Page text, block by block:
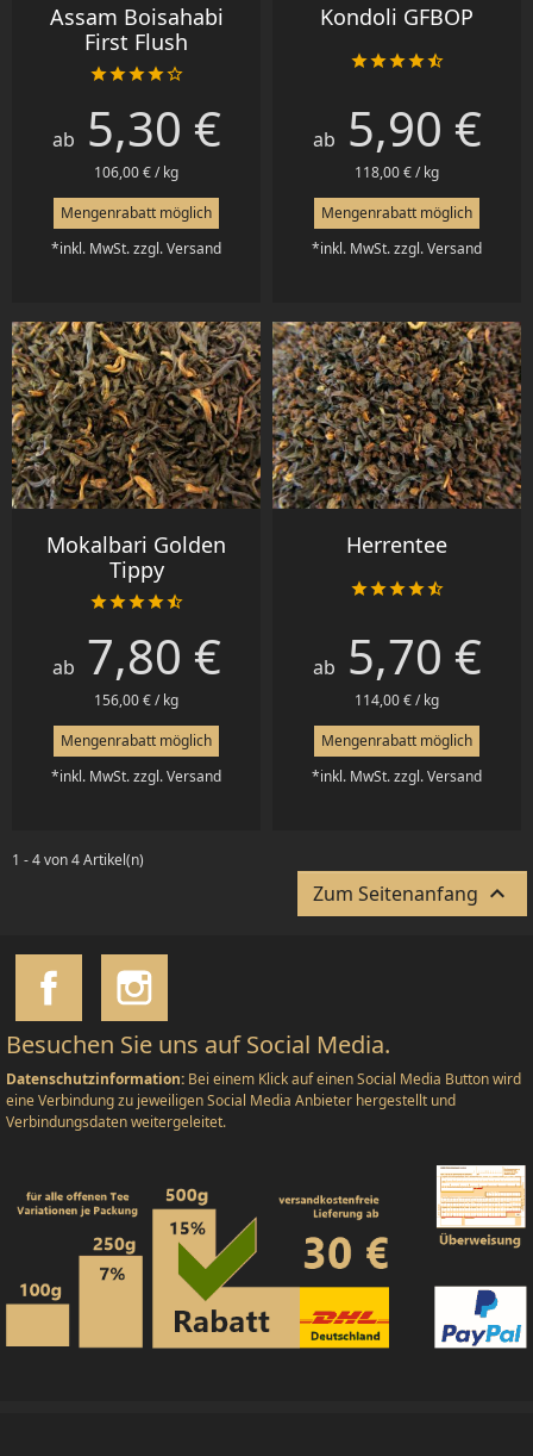
Assam Boisahabi
First Flush

Preis
ab 5,30 €
106,00 € / kg
Mengenrabatt möglich
*inkl. MwSt. zzgl. Versand
Kondoli GFBOP

Preis
ab 5,90 €
118,00 € / kg
Mengenrabatt möglich
*inkl. MwSt. zzgl. Versand
Mokalbari Golden
Tippy

Preis
ab 7,80 €
156,00 € / kg
Mengenrabatt möglich
*inkl. MwSt. zzgl. Versand
Herrentee

Preis
ab 5,70 €
114,00 € / kg
Mengenrabatt möglich
*inkl. MwSt. zzgl. Versand
1 - 4 von 4 Artikel(n)
Zum Seitenanfang 
Besuchen Sie uns auf Social Media.
Datenschutzinformation: Bei einem Klick auf einen Social Media Button wird
eine Verbindung zu jeweiligen Social Media Anbieter hergestellt und
Verbindungsdaten weitergeleitet.